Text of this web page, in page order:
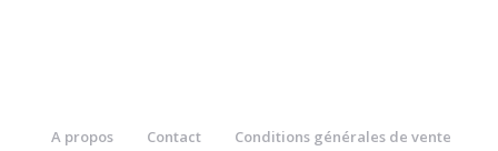
A propos Contact Conditions générales de vente